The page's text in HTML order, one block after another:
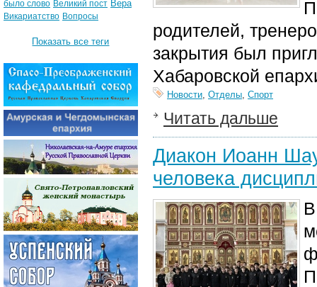
родителей,
закрытия был
Хабаровской
Новости, Отделы, Спорт
Читать дальше
Диакон Иоанн
человека
было слово Великий пост Вера
Викариатство Вопросы
Показать все теги